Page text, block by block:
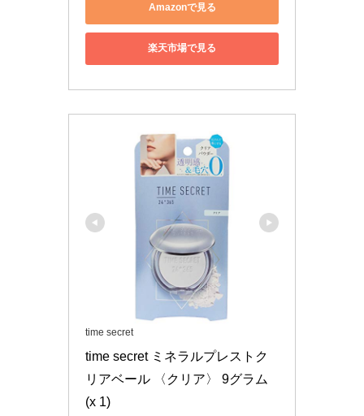
Amazonで見る
楽天市場で見る
time secret
time secret ミネラルプレストク
リアベール 〈クリア〉 9グラム
(x 1)